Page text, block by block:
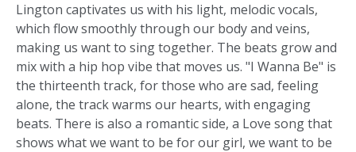
Lington captivates us with his light, melodic vocals,
which flow smoothly through our body and veins,
making us want to sing together. The beats grow and
mix with a hip hop vibe that moves us. "I Wanna Be" is
the thirteenth track, for those who are sad, feeling
alone, the track warms our hearts, with engaging
beats. There is also a romantic side, a Love song that
shows what we want to be for our girl, we want to be